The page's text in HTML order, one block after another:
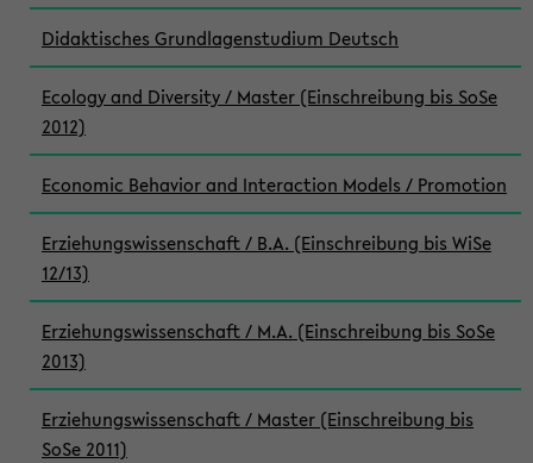
Didaktisches Grundlagenstudium Deutsch
Ecology and Diversity / Master (Einschreibung bis SoSe
2012)
Economic Behavior and Interaction Models / Promotion
Erziehungswissenschaft / B.A. (Einschreibung bis WiSe
12/13)
Erziehungswissenschaft / M.A. (Einschreibung bis SoSe
2013)
Erziehungswissenschaft / Master (Einschreibung bis
SoSe 2011)